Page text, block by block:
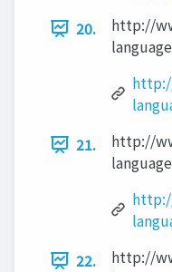
20.
http://
21.
http://
22.
http://